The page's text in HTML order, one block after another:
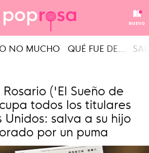
NUEVO
NO MUCHO QUÉ FUE DE...
('El Sueño de
todos los titulares
Unidos: salva a su hijo
por un puma